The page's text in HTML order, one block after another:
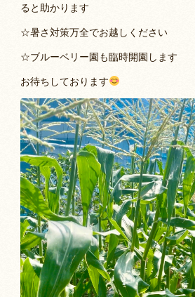
ると助かります
☆暑さ対策万全でお越しください
☆ブルーベリー園も臨時開園します
お待ちしております